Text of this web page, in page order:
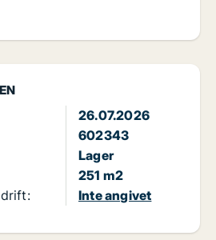
26.07.2026
602343
Lager
251 m2
Inte angivet